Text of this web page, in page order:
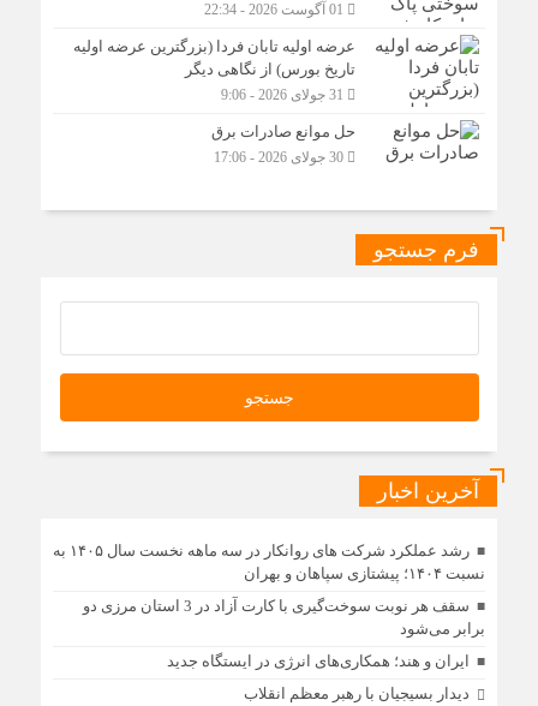
عرضه اولیه تابان فردا (بزرگترین عرضه اولیه
تاریخ بورس) از نگاهی دیگر
حل موانع صادرات برق
30 جولای 2026 - 17:06
فرم جستجو
آخرین اخبار
رشد عملکرد شرکت های روانکار در سه ماهه نخست سال ۱۴۰۵ به
نسبت ۱۴۰۴؛ پیشتازی سپاهان و بهران
سقف هر نوبت سوخت‌گیری با کارت آزاد در 3 استان مرزی دو
برابر می‌شود
ایران و هند؛ همکاری‌های انرژی در ایستگاه جدید
دیدار بسیجیان با رهبر معظم انقلاب